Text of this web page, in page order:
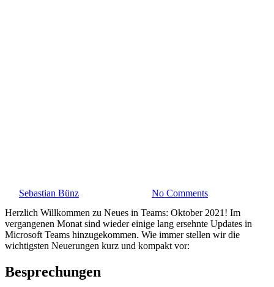
Sebastian Bünz
No Comments
Herzlich Willkommen zu Neues in Teams: Oktober 2021! Im
vergangenen Monat sind wieder einige lang ersehnte Updates in
Microsoft Teams hinzugekommen. Wie immer stellen wir die
wichtigsten Neuerungen kurz und kompakt vor:
Besprechungen